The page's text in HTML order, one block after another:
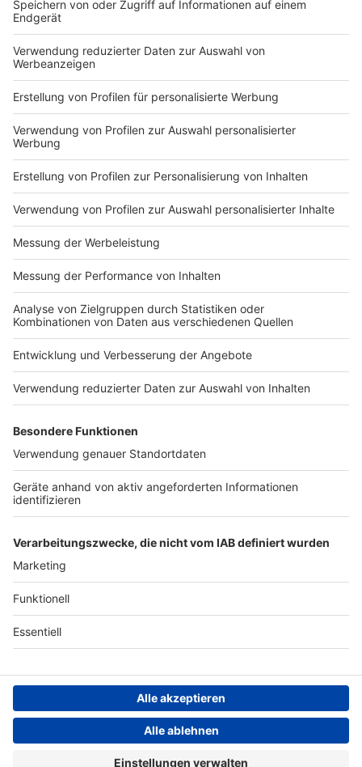
Nutzungsbedingungen
Impressum
Das Band-ABC
Jobs
Archiv
Teilnahme­bedingungen
Geschäfts­bedingungen
ANTENNE BAYERN GROUP
Grounding Page ROCK
ANTENNE
Kontakt
Studio-Hotline
Datenschutz­erklärung
Cookie- und Drittanbieter-
einstellungen
Persönliche Datenkontrolle
ROCK ANTENNE
Region wechseln